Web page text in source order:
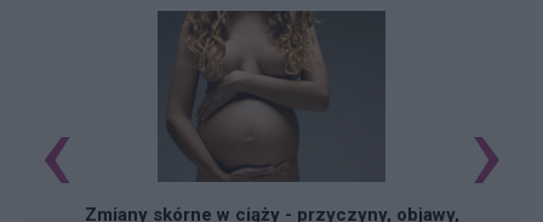
Zmiany skórne w ciąży - przyczyny, objawy,
‹ ›